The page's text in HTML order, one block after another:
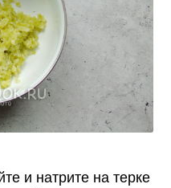
и натрите на терке